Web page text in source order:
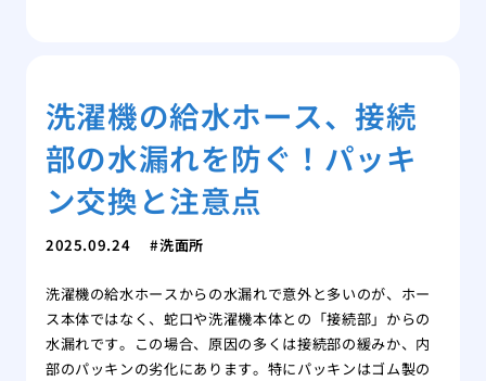
洗濯機の給水ホース、接続
部の水漏れを防ぐ！パッキ
ン交換と注意点
2025.09.24 洗面所
洗濯機の給水ホースからの水漏れで意外と多いのが、ホー
ス本体ではなく、蛇口や洗濯機本体との「接続部」からの
水漏れです。この場合、原因の多くは接続部の緩みか、内
部のパッキンの劣化にあります。特にパッキンはゴム製の